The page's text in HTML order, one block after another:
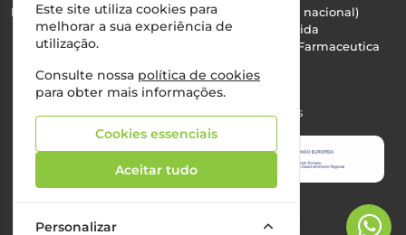
Nº Infarmed: 21 798 7100 (chamada para rede fixa nacional)
Direção Técnica:Maria Teresa Almeida
NIPC:510103669 | Teresa Almeida - Sociedade Farmaceutica
Alvará nº:2994
©2026 Todos os direitos reservados
Este site utiliza cookies para
melhorar a sua experiência de
utilização.
Consulte nossa política de cookies
para obter mais informações.
Cookies essenciais
Aceitar tudo
Personalizar